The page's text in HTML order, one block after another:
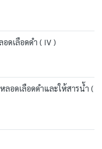
ดเลือดดำ ( IV )
ลอดเลือดดำและให้สารน้ำ (